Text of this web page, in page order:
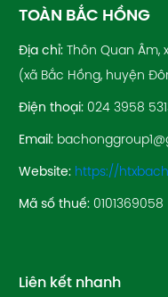
TOÀN BẮC HỒNG
Địa chỉ: Thôn Quan Âm,
(xã Bắc Hồng, huyện
Điện thoại: 024 3958
Email:
Website: https://
Mã số thuế: 0101369058
Liên kết nhanh